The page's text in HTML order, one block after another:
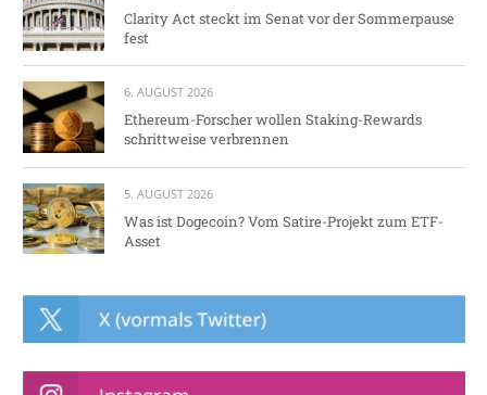
Clarity Act steckt im Senat vor der Sommerpause
fest
6. AUGUST 2026
Ethereum-Forscher wollen Staking-Rewards
schrittweise verbrennen
5. AUGUST 2026
Was ist Dogecoin? Vom Satire-Projekt zum ETF-
Asset